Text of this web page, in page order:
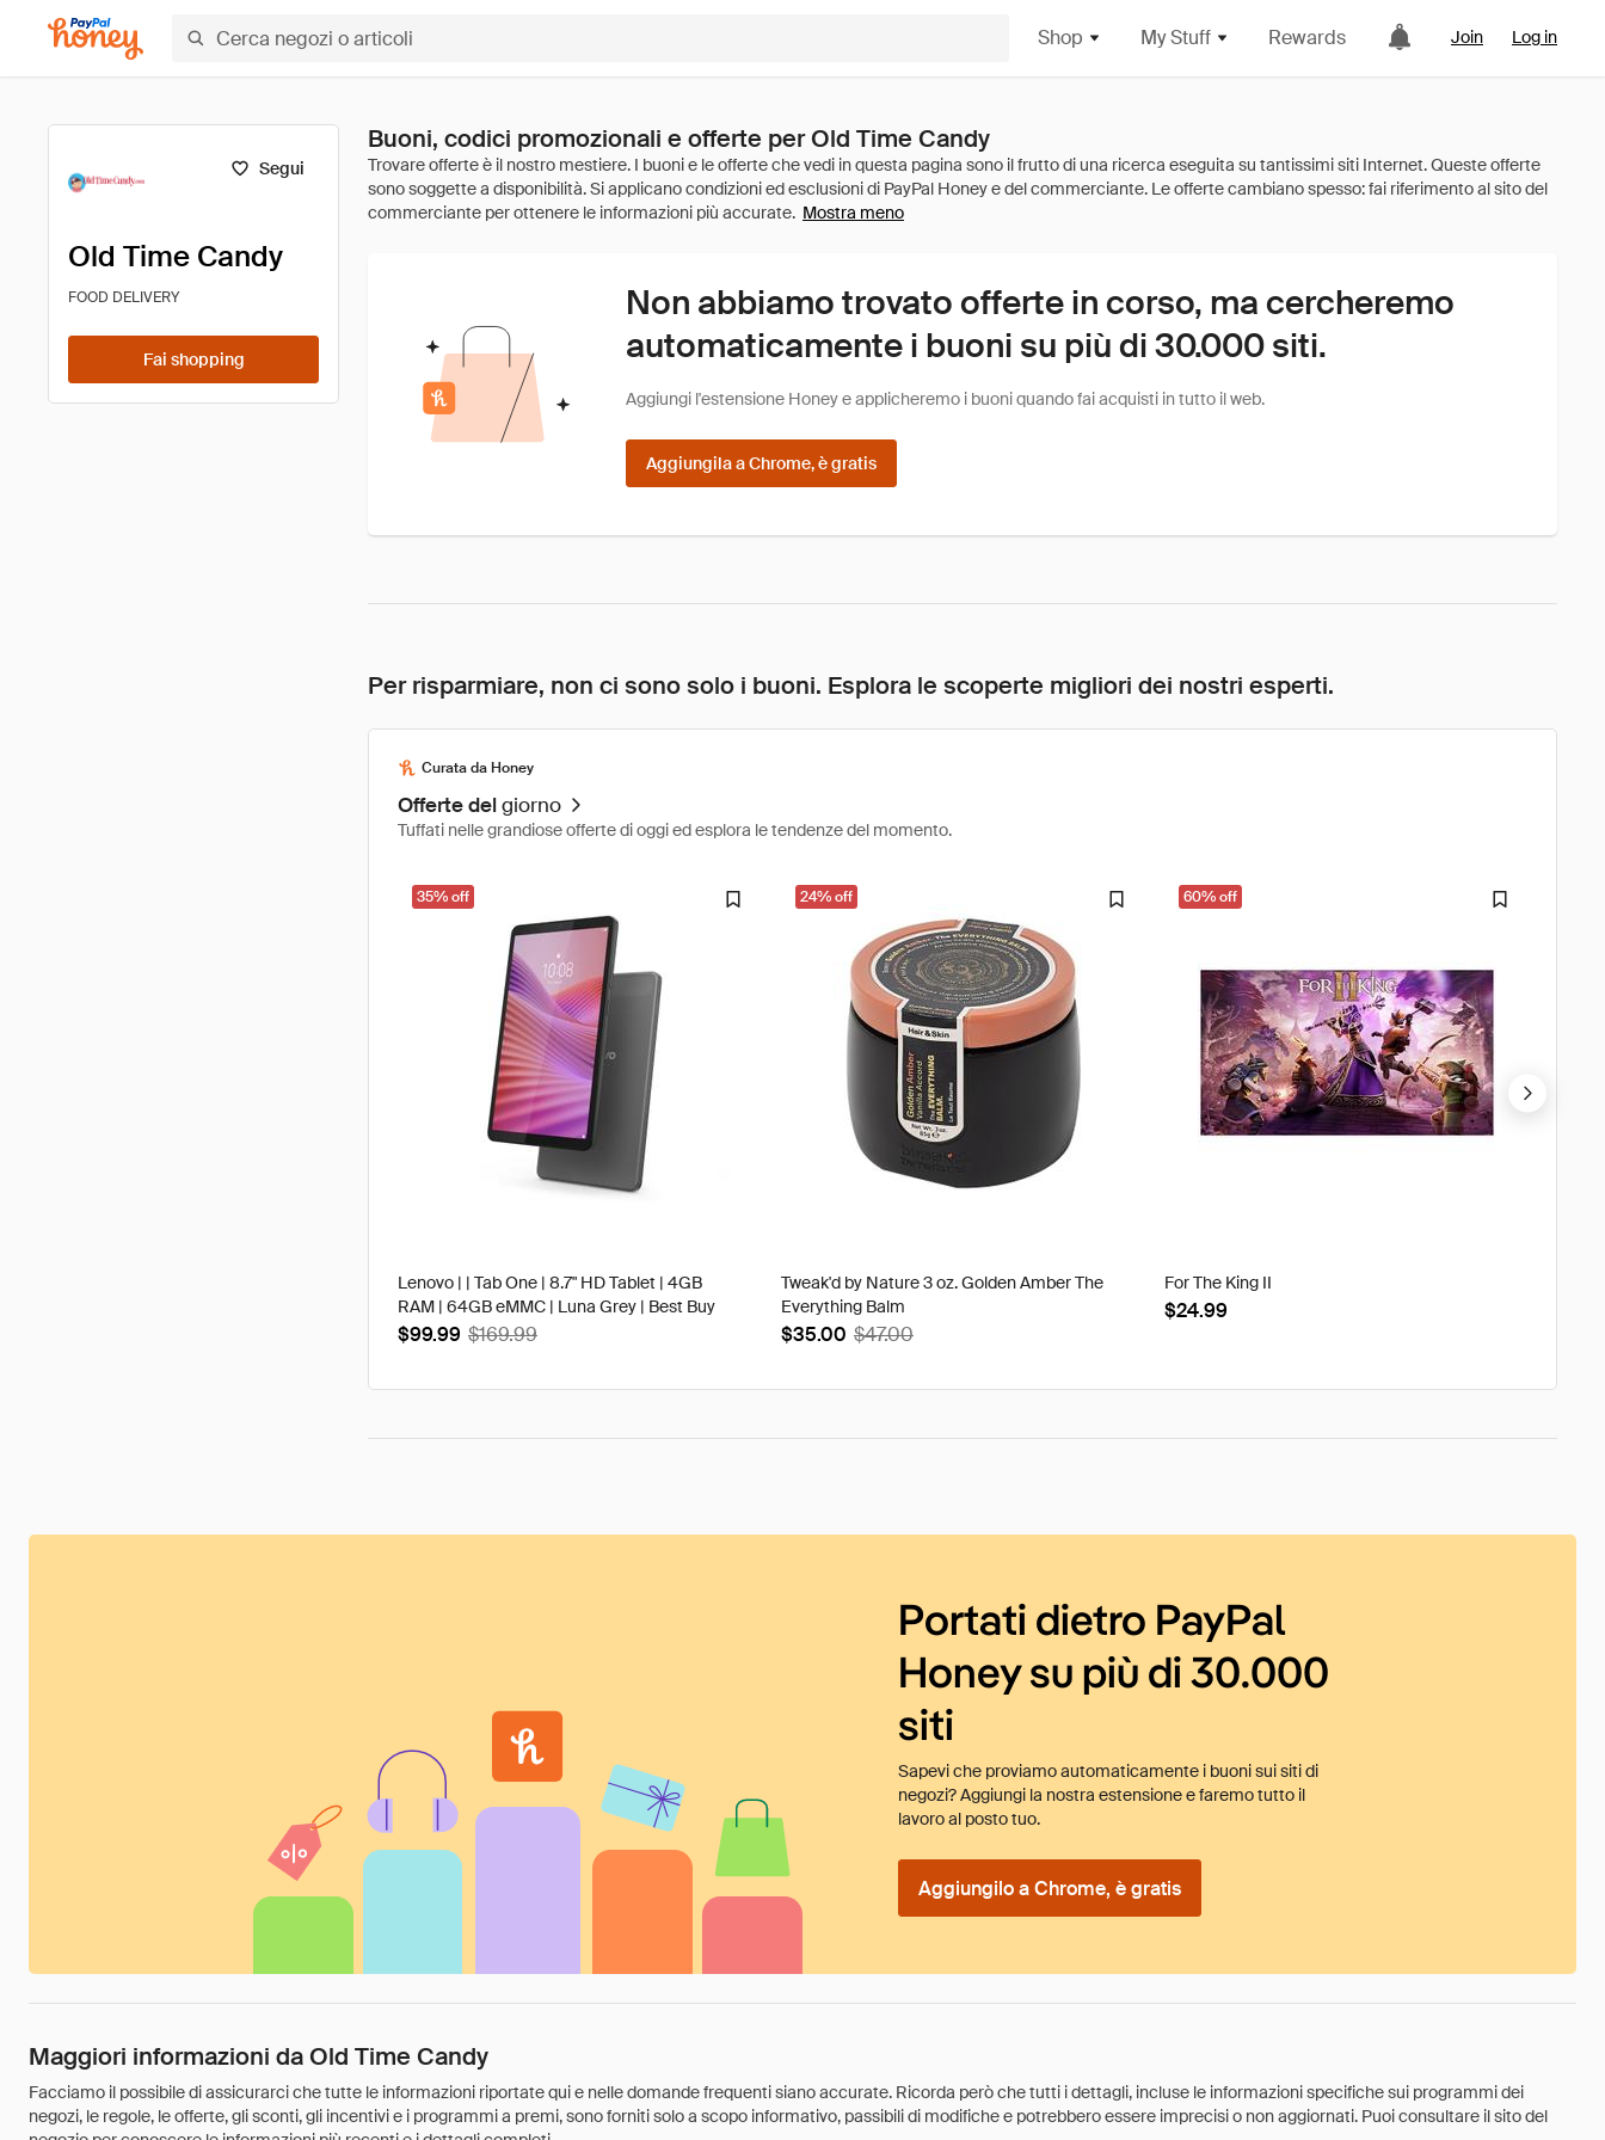
Shop My Stuff Rewards Join Log in
Segui
Old Time Candy
FOOD DELIVERY
Fai shopping
Buoni, codici promozionali e offerte per Old Time Candy
Mostra meno
Non abbiamo trovato offerte in corso, ma cercheremo
automaticamente i buoni su più di 30.000 siti.
Aggiungi l'estensione Honey e applicheremo i buoni quando fai acquisti in tutto il web.
Aggiungila a Chrome, è gratis
Per risparmiare, non ci sono solo i buoni. Esplora le scoperte migliori dei nostri esperti.
Curata da Honey
Offerte delgiorno
Tuffati nelle grandiose offerte di oggi ed esplora le tendenze del momento.
35% off
Lenovo | | Tab One | 8.7" HD Tablet | 4GB
RAM | 64GB eMMC | Luna Grey | Best Buy
$99.99 $169.99
24% off
Tweak'd by Nature 3 oz. Golden Amber The
Everything Balm
$35.00 $47.00
60% off
For The King II
$24.99
Portati dietro PayPal
Honey su più di 30.000
siti
Sapevi che proviamo automaticamente i buoni sui siti di
negozi? Aggiungi la nostra estensione e faremo tutto il
lavoro al posto tuo.
Aggiungilo a Chrome, è gratis
Maggiori informazioni da Old Time Candy
Facciamo il possibile di assicurarci che tutte le informazioni riportate qui e nelle domande frequenti siano accurate. Ricorda però che tutti i dettagli, incluse le informazioni specifiche sui programmi dei
negozi, le regole, le offerte, gli sconti, gli incentivi e i programmi a premi, sono forniti solo a scopo informativo, passibili di modifiche e potrebbero essere imprecisi o non aggiornati. Puoi consultare il sito del